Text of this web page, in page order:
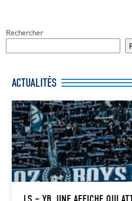
Rechercher
ACTUALITÉS